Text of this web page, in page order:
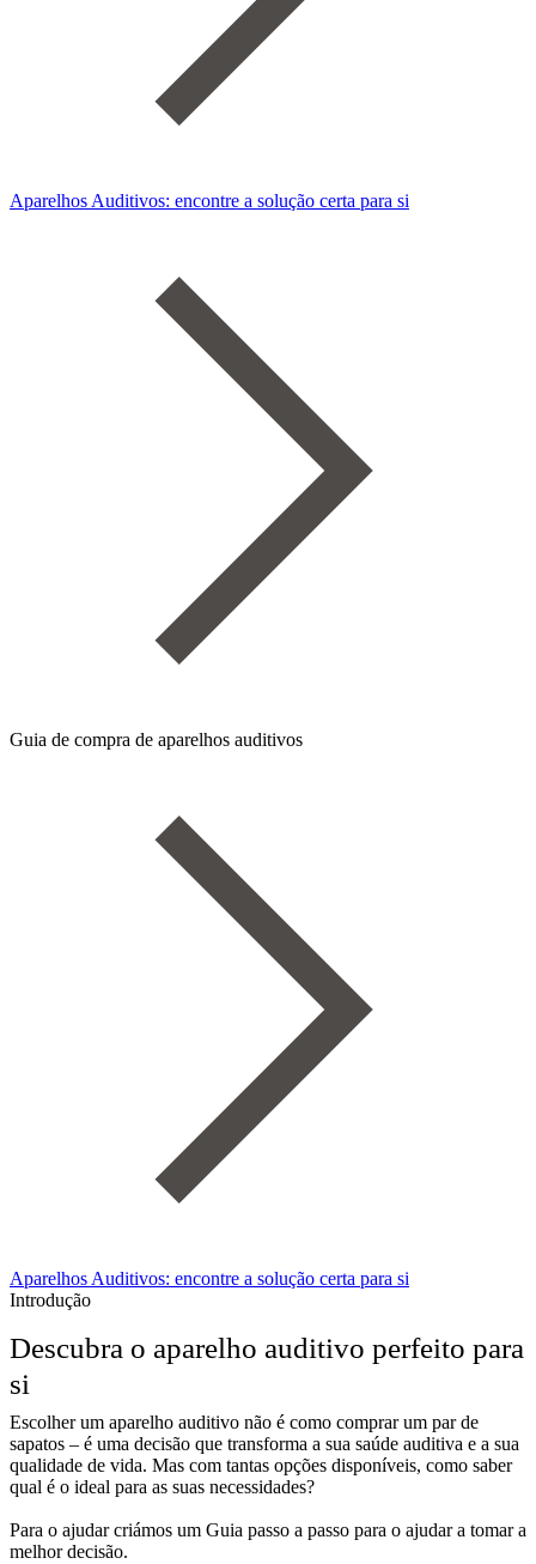
Aparelhos Auditivos: encontre a solução certa para si
Guia de compra de aparelhos auditivos
Aparelhos Auditivos: encontre a solução certa para si
Introdução
Descubra o aparelho auditivo perfeito para
si
Escolher um aparelho auditivo não é como comprar um par de
sapatos – é uma decisão que transforma a sua saúde auditiva e a sua
qualidade de vida. Mas com tantas opções disponíveis, como saber
qual é o ideal para as suas necessidades?
​ ​ Para o ajudar criámos um Guia passo a passo para o ajudar a tomar a
melhor decisão.